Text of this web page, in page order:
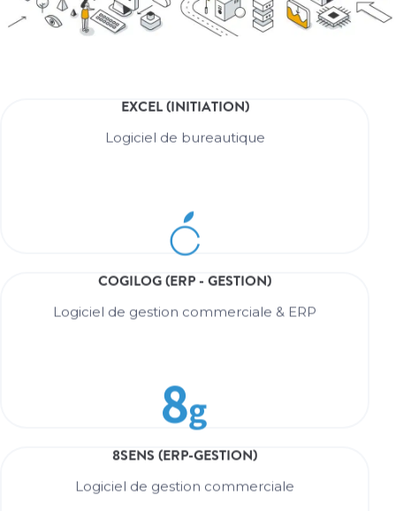
EXCEL (INITIATION)
Logiciel de bureautique
EXCEL (INITIATION)
EN SAVOIR +
COGILOG (ERP - GESTION)
Logiciel de gestion commerciale & ERP
COGILOG
EN SAVOIR +
8SENS (ERP-GESTION)
Logiciel de gestion commerciale
EN SAVOIR +